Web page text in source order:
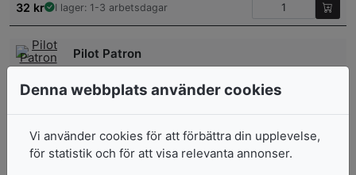
32 kr I lager: 1-3 arbetsdagar
Pilot Patron
Cda Keith Haring
Kulspetspenna 849 Svart
Denna webbplats använder cookies
Vi använder cookies för att förbättra din upplevelse,
för statistik och för att visa relevanta annonser.